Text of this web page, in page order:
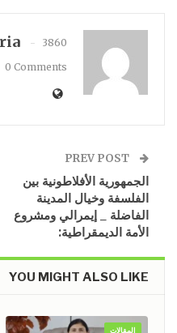
3860
0 Comments
الجمهورية الأفلاطونية بين
الفلسفة وخيال المدينة
الفاضلة _ إيمرالي ومشروع
الأمة الديمقراطية:
YOU MIGHT ALSO LIKE
المقالات